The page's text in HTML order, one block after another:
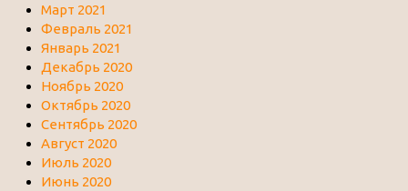
Март 2021
Февраль 2021
Январь 2021
Декабрь 2020
Ноябрь 2020
Октябрь 2020
Сентябрь 2020
Август 2020
Июль 2020
Июнь 2020